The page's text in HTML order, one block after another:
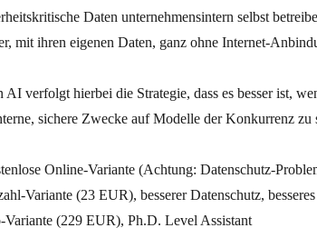
Daten unternehmensintern selbst
mit ihren eigenen Daten, ganz ohne Internet-
AI verfolgt hierbei die Strategie, dass es besser ist,
sichere Zwecke auf Modelle der Konkurrenz
Online-Variante (Achtung: Datenschutz-
Variante (23 EUR), besserer Datenschutz,
Variante (229 EUR), Ph.D. Level Assistant